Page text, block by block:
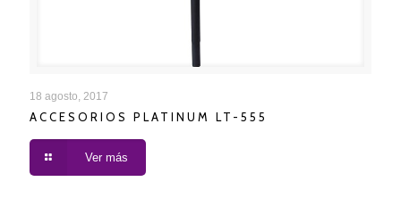
ACCESORIOS PLATINUM LT-555
18 agosto, 2017
ACCESORIOS PLATINUM LT-555
Ver más